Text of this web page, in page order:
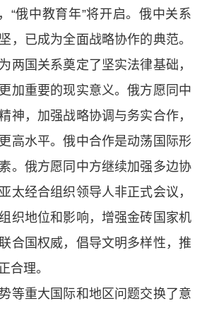
“俄中教育年”将开启。俄中关系
，已成为全面战略协作的典范。
两国关系奠定了坚实法律基础，
加重要的现实意义。俄方愿同中
神，加强战略协调与务实合作，
高水平。俄中合作是动荡国际形
。俄方愿同中方继续加强多边协
太经合组织领导人非正式会议，
织地位和影响，增强金砖国家机
合国权威，倡导文明多样性，推
合理。
等重大国际和地区问题交换了意